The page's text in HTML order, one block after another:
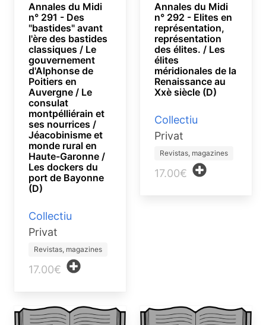
Annales du Midi
n° 291 - Des
"bastides" avant
l'ère des bastides
classiques / Le
gouvernement
d'Alphonse de
Poitiers en
Auvergne / Le
consulat
montpélliérain et
ses nourrices /
Jéacobinisme et
monde rural en
Haute-Garonne /
Les dockers du
port de Bayonne
(D)
Collectiu
Privat
Revistas, magazines
17.00€
Annales du Midi
n° 292 - Elites en
représentation,
représentation
des élites. / Les
élites
méridionales de la
Renaissance au
Xxè siècle (D)
Collectiu
Privat
Revistas, magazines
17.00€